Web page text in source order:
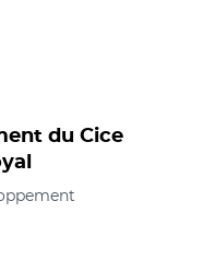
du Cice